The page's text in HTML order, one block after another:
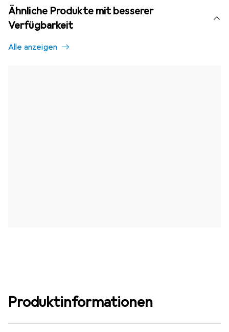
Ähnliche Produkte mit besserer
Verfügbarkeit
Alle anzeigen
Produktinformationen